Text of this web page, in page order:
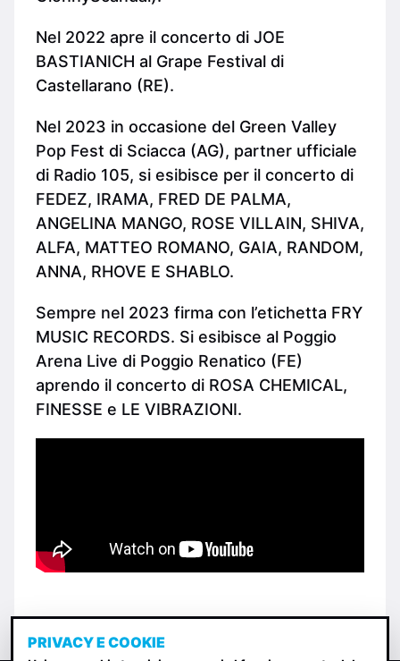
Nel 2022 apre il concerto di JOE
BASTIANICH al Grape Festival di
Castellarano (RE).
Nel 2023 in occasione del Green Valley
Pop Fest di Sciacca (AG), partner ufficiale
di Radio 105, si esibisce per il concerto di
FEDEZ, IRAMA, FRED DE PALMA,
ANGELINA MANGO, ROSE VILLAIN, SHIVA,
ALFA, MATTEO ROMANO, GAIA, RANDOM,
ANNA, RHOVE E SHABLO.
Sempre nel 2023 firma con l’etichetta FRY
MUSIC RECORDS. Si esibisce al Poggio
Arena Live di Poggio Renatico (FE)
aprendo il concerto di ROSA CHEMICAL,
FINESSE e LE VIBRAZIONI.
PRIVACY E COOKIE